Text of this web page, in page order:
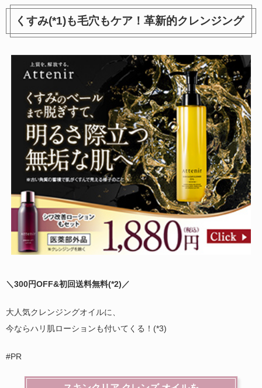
くすみ(*1)も毛穴もケア！革新的クレンジング
＼300円OFF&初回送料無料(*2) ／
大人気クレンジングオイルに、
今ならハリ肌ローションも付いてくる！(*3)
#PR